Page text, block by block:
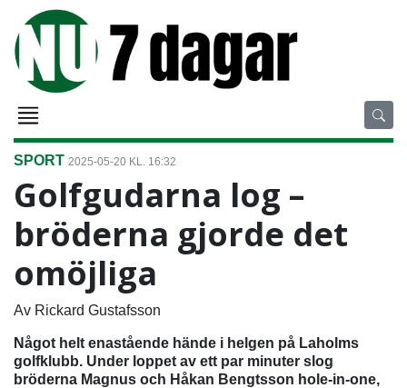
SPORT 2025-05-20 KL. 16:32
Golfgudarna log –
bröderna gjorde det
omöjliga
Av Rickard Gustafsson
Något helt enastående hände i helgen på Laholms
golfklubb. Under loppet av ett par minuter slog
bröderna Magnus och Håkan Bengtsson hole-in-one,